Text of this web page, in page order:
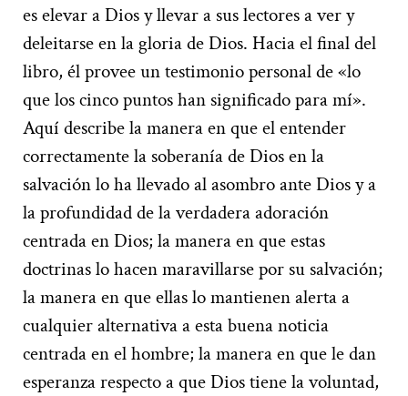
es elevar a Dios y llevar a sus lectores a ver y
deleitarse en la gloria de Dios. Hacia el final del
libro, él provee un testimonio personal de «lo
que los cinco puntos han significado para mí».
Aquí describe la manera en que el entender
correctamente la soberanía de Dios en la
salvación lo ha llevado al asombro ante Dios y a
la profundidad de la verdadera adoración
centrada en Dios; la manera en que estas
doctrinas lo hacen maravillarse por su salvación;
la manera en que ellas lo mantienen alerta a
cualquier alternativa a esta buena noticia
centrada en el hombre; la manera en que le dan
esperanza respecto a que Dios tiene la voluntad,